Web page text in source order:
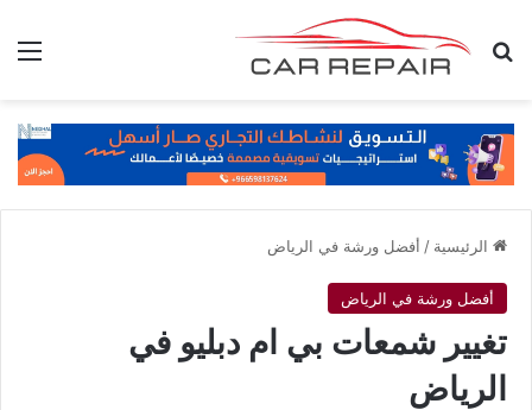
بحث عن
الرئيسية / أفضل ورشة في الرياض
أفضل ورشة في الرياض
تغيير شمعات بي ام دبليو في
الرياض